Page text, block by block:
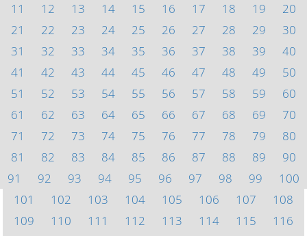
11
12 13 14 15 16 17 18 19
20
21
22 23 24 25 26 27 28 29
30
31
32 33 34 35 36 37 38 39
40
41
42 43 44 45 46 47 48 49
50
51
52 53 54 55 56 57 58 59
60
61
62 63 64 65 66 67 68 69
70
71
72 73 74 75 76 77 78 79
80
81
82 83 84 85 86 87 88 89
90
91
92 93 94 95 96 97 98 99
100
101
102 103 104 105 106 107
108
109
110 111 112 113 114 115
116